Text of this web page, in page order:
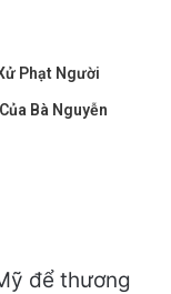
Phạt Người
Bà Nguyễn
để thương